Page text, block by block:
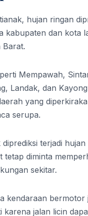
hujan ringan
kabupaten dan kota
Barat.
Mempawah,
Landak, dan
yang
serupa.
diprediksi terjadi hujan
tetap diminta
sekitar.
kendaraan bermotor
karena jalan licin